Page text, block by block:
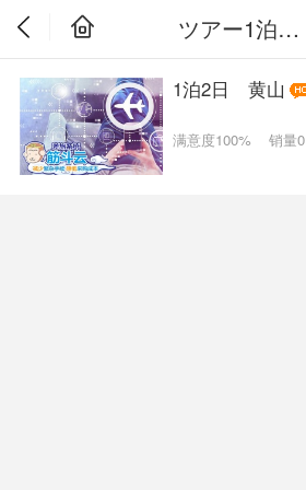
ツアー1泊2日
1泊2日 黄山
满意度100% 销量0